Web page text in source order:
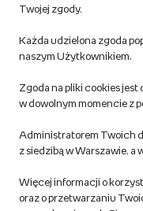
produktów
Dostosuj zgody
Polityka prywatności empik
Raty u partnerów Empiku
Twojej zgody.
Każda udzielona zgoda
naszym Użytkownikiem.
Zgoda na pliki cookies jest
w dowolnym momencie z
Administratorem Twoich
z siedzibą w Warszawie,
Więcej informacji o
oraz o przetwarzaniu